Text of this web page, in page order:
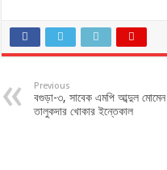
Previous
বগুড়া-৩, সাবেক এমপি আব্দুল মোমেন
তালুকদার খোকার ইন্তেকাল